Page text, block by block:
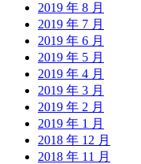
2019 年 8 月
2019 年 7 月
2019 年 6 月
2019 年 5 月
2019 年 4 月
2019 年 3 月
2019 年 2 月
2019 年 1 月
2018 年 12 月
2018 年 11 月